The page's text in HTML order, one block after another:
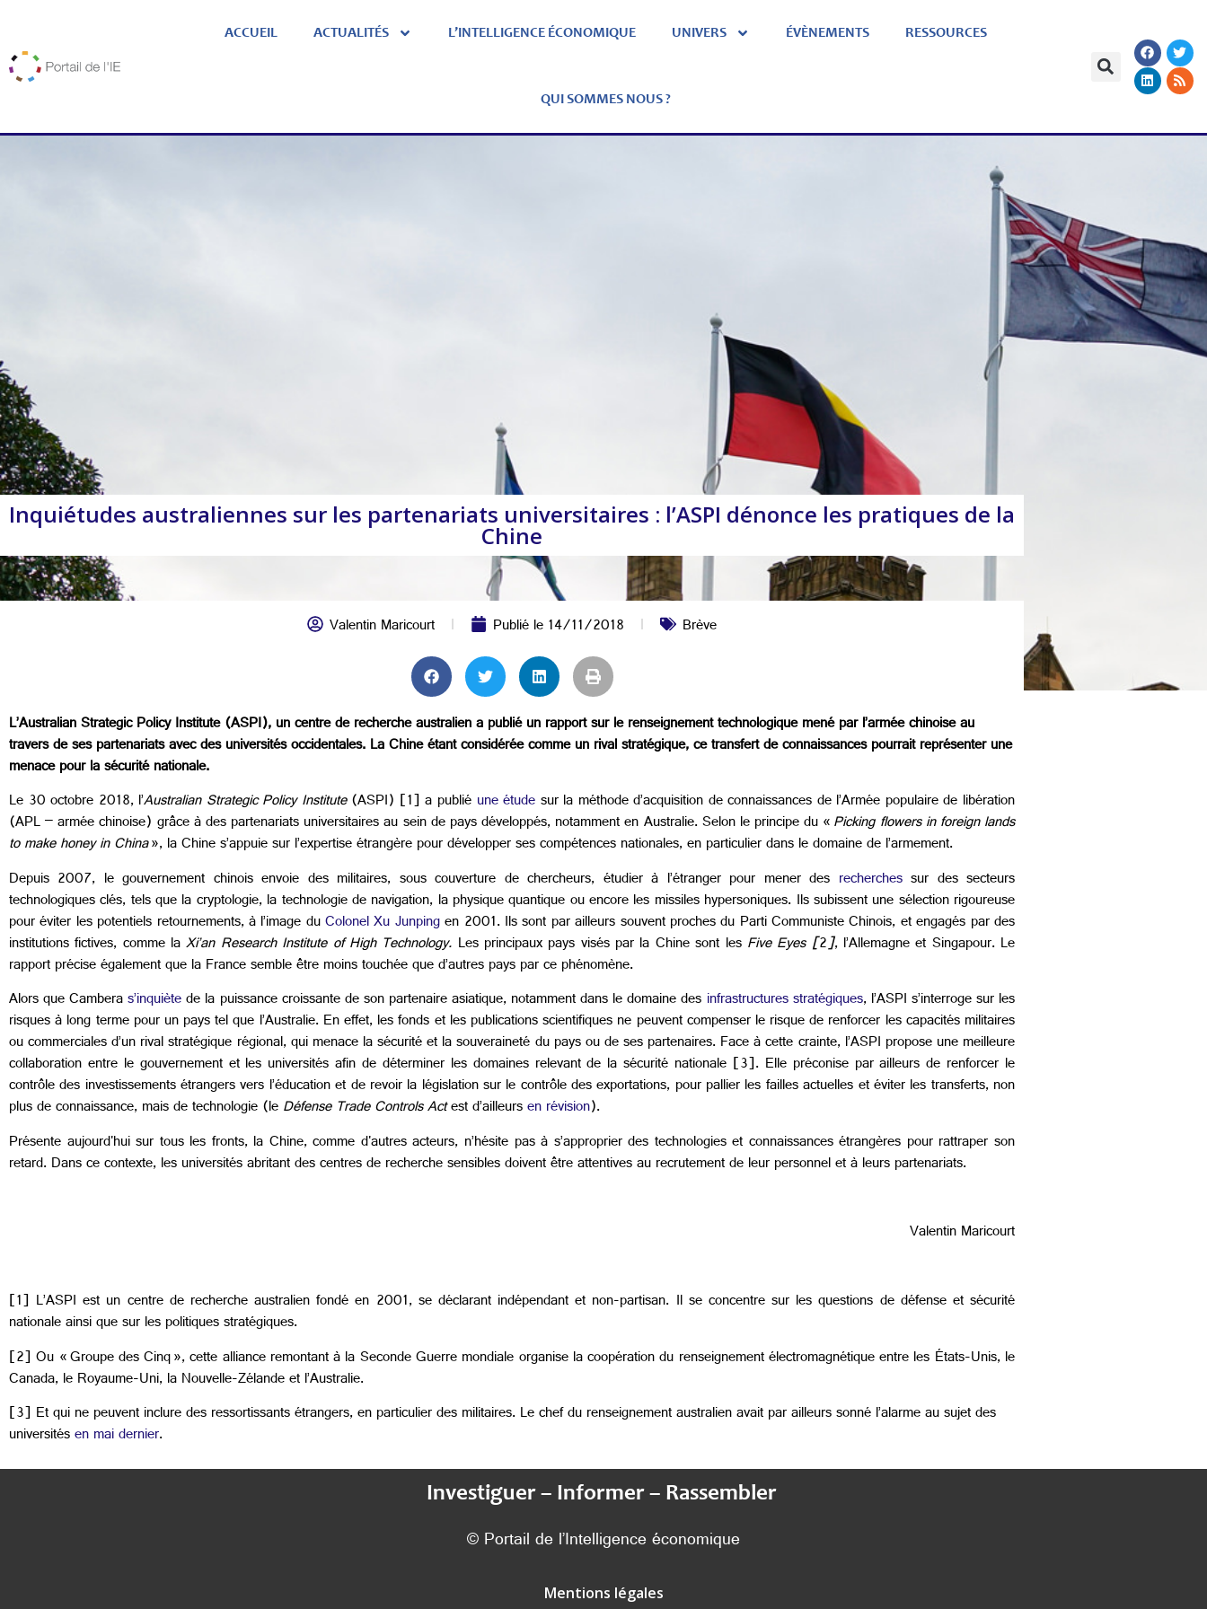
ACCUEIL ACTUALITÉS L’INTELLIGENCE ÉCONOMIQUE UNIVERS ÉVÈNEMENTS RESSOURCES
QUI SOMMES NOUS ?
Inquiétudes australiennes sur les partenariats universitaires : l’ASPI dénonce les pratiques de la
Chine
Valentin Maricourt Publié le14/11/2018 Brève
L’Australian Strategic Policy Institute (ASPI), un centre de recherche australien a publié un rapport sur le renseignement technologique mené par l’armée chinoise au
travers de ses partenariats avec des universités occidentales. La Chine étant considérée comme un rival stratégique, ce transfert de connaissances pourrait représenter une
menace pour la sécurité nationale.
Le 30 octobre 2018, l’Australian Strategic Policy Institute(ASPI) [1] a publié une étudesur la méthode d’acquisition de connaissances de l’Armée populaire de libération
(APL – armée chinoise) grâce à des partenariats universitaires au sein de pays développés, notamment en Australie. Selon le principe du «Picking flowers in foreign lands
to make honey in China», la Chine s’appuie sur l’expertise étrangère pour développer ses compétences nationales, en particulier dans le domaine de l’armement.
Depuis 2007, le gouvernement chinois envoie des militaires, sous couverture de chercheurs, étudier à l’étranger pour mener des recherchessur des secteurs
technologiques clés, tels que la cryptologie, la technologie de navigation, la physique quantique ou encore les missiles hypersoniques. Ils subissent une sélection rigoureuse
pour éviter les potentiels retournements, à l’image duColonel Xu Junpingen 2001. Ils sont par ailleurs souvent proches du Parti Communiste Chinois, et engagés par des
institutions fictives, comme laXi’an Research Institute of High Technology. Les principaux pays visés par la Chine sont les Five Eyes [2], l’Allemagne et Singapour. Le
rapport précise également que la France semble être moins touchée que d’autres pays par ce phénomène.
Alors que Camberas’inquiètede la puissance croissante de son partenaire asiatique, notamment dans le domaine des infrastructures stratégiques, l’ASPI s’interroge sur les
risques à long terme pour un pays tel que l’Australie. En effet, les fonds et les publications scientifiques ne peuvent compenser le risque de renforcer les capacités militaires
ou commerciales d’un rival stratégique régional, qui menace la sécurité et la souveraineté du pays ou de ses partenaires. Face à cette crainte, l’ASPI propose une meilleure
collaboration entre le gouvernement et les universités afin de déterminer les domaines relevant de la sécurité nationale [3]. Elle préconise par ailleurs de renforcer le
contrôle des investissements étrangers vers l’éducation et de revoir la législation sur le contrôle des exportations, pour pallier les failles actuelles et éviter les transferts, non
plus de connaissance, mais de technologie (leDéfense Trade Controls Actest d’ailleursen révision).
Présente aujourd'hui sur tous les fronts, la Chine, comme d'autres acteurs, n’hésite pas à s’approprier des technologies et connaissances étrangères pour rattraper son
retard. Dans ce contexte, les universités abritant des centres de recherche sensibles doivent être attentives au recrutement de leur personnel et à leurs partenariats.
Valentin Maricourt
[1] L’ASPI est un centre de recherche australien fondé en 2001, se déclarant indépendant et non-partisan. Il se concentre sur les questions de défense et sécurité
nationale ainsi que sur les politiques stratégiques.
[2] Ou « Groupe des Cinq », cette alliance remontant à la Seconde Guerre mondiale organise la coopération du renseignement électromagnétique entre les États-Unis, le
Canada, le Royaume-Uni, la Nouvelle-Zélande et l’Australie.
[3] Et qui ne peuvent inclure des ressortissants étrangers, en particulier des militaires. Le chef du renseignement australien avait par ailleurs sonné l’alarme au sujet des
universitésen mai dernier.
Investiguer – Informer – Rassembler
© Portail de l’Intelligence économique
Mentions légales